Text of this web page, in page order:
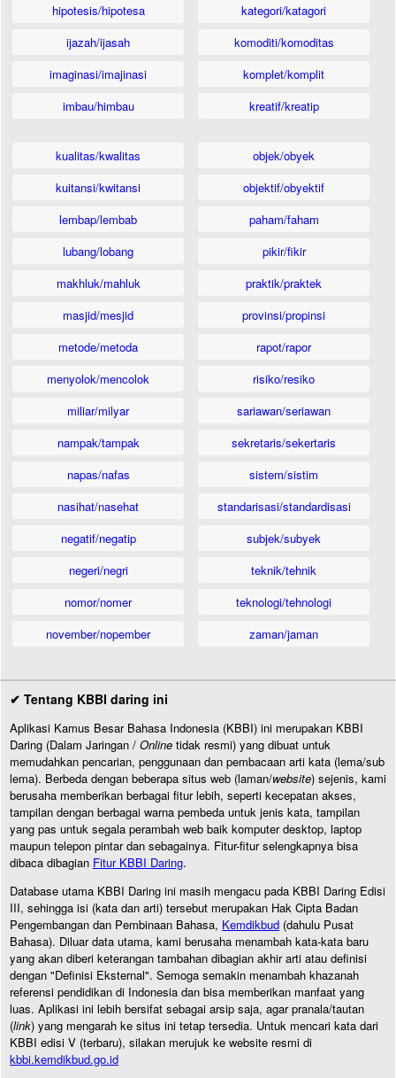
hipotesis/hipotesa
ijazah/ijasah
imaginasi/imajinasi
imbau/himbau
kategori/katagori
komoditi/komoditas
komplet/komplit
kreatif/kreatip
kualitas/kwalitas
kuitansi/kwitansi
lembap/lembab
lubang/lobang
makhluk/mahluk
masjid/mesjid
metode/metoda
menyolok/mencolok
miliar/milyar
nampak/tampak
napas/nafas
nasihat/nasehat
negatif/negatip
negeri/negri
nomor/nomer
november/nopember
objek/obyek
objektif/obyektif
paham/faham
pikir/fikir
praktik/praktek
provinsi/propinsi
rapot/rapor
risiko/resiko
sariawan/seriawan
sekretaris/sekertaris
sistem/sistim
standarisasi/standardisasi
subjek/subyek
teknik/tehnik
teknologi/tehnologi
zaman/jaman
✔ Tentang KBBI daring ini
Aplikasi Kamus Besar Bahasa Indonesia (KBBI) ini merupakan KBBI
Daring (Dalam Jaringan / Online tidak resmi) yang dibuat untuk
memudahkan pencarian, penggunaan dan pembacaan arti kata (lema/sub
lema). Berbeda dengan beberapa situs web (laman/website) sejenis, kami
berusaha memberikan berbagai fitur lebih, seperti kecepatan akses,
tampilan dengan berbagai warna pembeda untuk jenis kata, tampilan
yang pas untuk segala perambah web baik komputer desktop, laptop
maupun telepon pintar dan sebagainya. Fitur-fitur selengkapnya bisa
dibaca dibagian Fitur KBBI Daring.
Database utama KBBI Daring ini masih mengacu pada KBBI Daring Edisi
III, sehingga isi (kata dan arti) tersebut merupakan Hak Cipta Badan
Pengembangan dan Pembinaan Bahasa, Kemdikbud (dahulu Pusat
Bahasa). Diluar data utama, kami berusaha menambah kata-kata baru
yang akan diberi keterangan tambahan dibagian akhir arti atau definisi
dengan "Definisi Eksternal". Semoga semakin menambah khazanah
referensi pendidikan di Indonesia dan bisa memberikan manfaat yang
luas. Aplikasi ini lebih bersifat sebagai arsip saja, agar pranala/tautan
(link) yang mengarah ke situs ini tetap tersedia. Untuk mencari kata dari
KBBI edisi V (terbaru), silakan merujuk ke website resmi di
kbbi.kemdikbud.go.id